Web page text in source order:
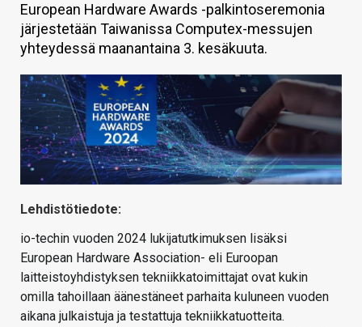
TIETOA
HINTA.FI
KAUPPA
VAIHDA TEEMA
European Hardware Awards -palkintoseremonia
järjestetään Taiwanissa Computex-messujen
yhteydessä maanantaina 3. kesäkuuta.
Lehdistötiedote:
io-techin vuoden 2024 lukijatutkimuksen lisäksi
European Hardware Association- eli Euroopan
laitteistoyhdistyksen tekniikkatoimittajat ovat kukin
omilla tahoillaan äänestäneet parhaita kuluneen vuoden
aikana julkaistuja ja testattuja tekniikkatuotteita.